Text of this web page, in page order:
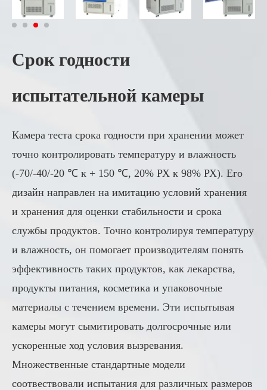
Срок годности
испытательной камеры
Камера теста срока годности при хранении может
точно контролировать температуру и влажность
(-70/-40/-20 ℃ к + 150 ℃, 20% РХ к 98% РХ). Его
дизайн направлен на имитацию условий хранения
и хранения для оценки стабильности и срока
службы продуктов. Точно контролируя температуру
и влажность, он помогает производителям понять
эффективность таких продуктов, как лекарства,
продукты питания, косметика и упаковочные
материалы с течением времени. Эти испытывая
камеры могут сымитировать долгосрочные или
ускоренные ход условия вызревания.
Множественные стандартные модели
соотвествовали испытания для различных размеров